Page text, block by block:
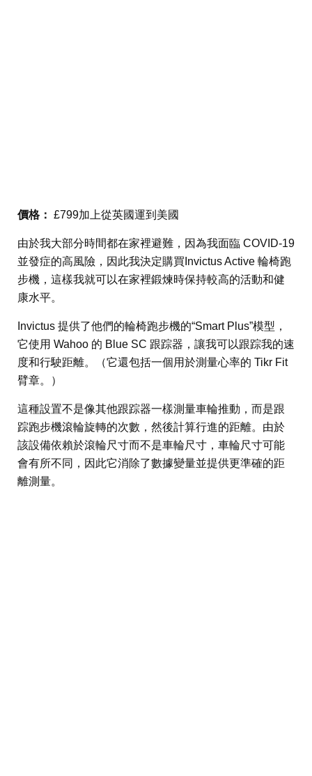
價格： £799加上從英國運到美國
由於我大部分時間都在家裡避難，因為我面臨 COVID-19
並發症的高風險，因此我決定購買Invictus Active 輪椅跑
步機，這樣我就可以在家裡鍛煉時保持較高的活動和健
康水平。
Invictus 提供了他們的輪椅跑步機的“Smart Plus”模型，
它使用 Wahoo 的 Blue SC 跟踪器，讓我可以跟踪我的速
度和行駛距離。（它還包括一個用於測量心率的 Tikr Fit
臂章。）
這種設置不是像其他跟踪器一樣測量車輪推動，而是跟
踪跑步機滾輪旋轉的次數，然後計算行進的距離。由於
該設備依賴於滾輪尺寸而不是車輪尺寸，車輪尺寸可能
會有所不同，因此它消除了數據變量並提供更準確的距
離測量。